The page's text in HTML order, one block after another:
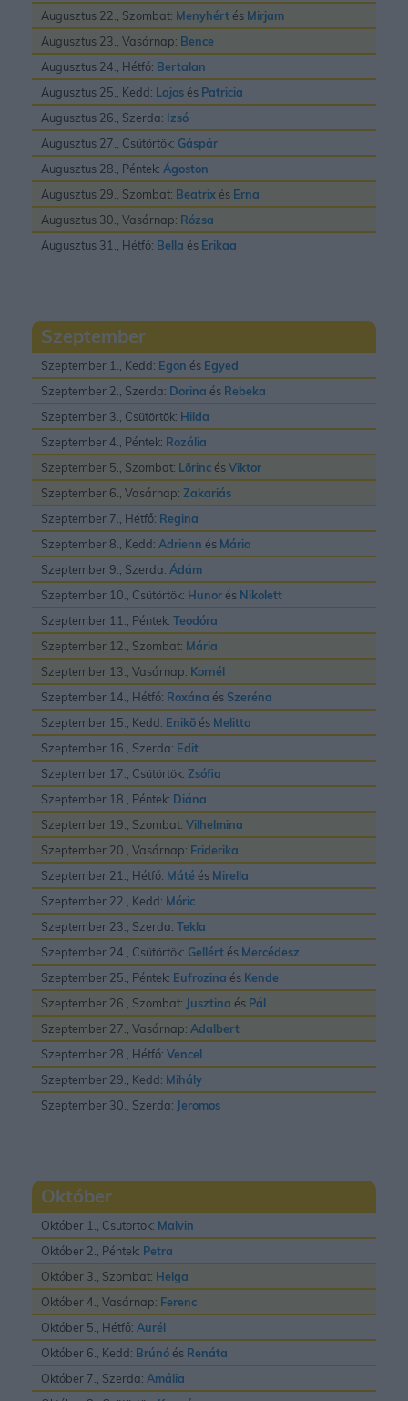
Augusztus 22., Szombat: Menyhért és Mirjam
Augusztus 23., Vasárnap: Bence
Augusztus 24., Hétfő: Bertalan
Augusztus 25., Kedd: Lajos és Patricia
Augusztus 26., Szerda: Izsó
Augusztus 27., Csütörtök: Gáspár
Augusztus 28., Péntek: Ágoston
Augusztus 29., Szombat: Beatrix és Erna
Augusztus 30., Vasárnap: Rózsa
Augusztus 31., Hétfő: Bella és Erikaa
Szeptember
Szeptember 1., Kedd: Egon és Egyed
Szeptember 2., Szerda: Dorina és Rebeka
Szeptember 3., Csütörtök: Hilda
Szeptember 4., Péntek: Rozália
Szeptember 5., Szombat: Lõrinc ésViktor
Szeptember 6., Vasárnap: Zakariás
Szeptember 7., Hétfő: Regina
Szeptember 8., Kedd: Adrienn és Mária
Szeptember 9., Szerda: Ádám
Szeptember 10., Csütörtök: Hunor és Nikolett
Szeptember 11., Péntek: Teodóra
Szeptember 12., Szombat: Mária
Szeptember 13., Vasárnap: Kornél
Szeptember 14., Hétfő: Roxána és Szeréna
Szeptember 15., Kedd: Enikõ és Melitta
Szeptember 16., Szerda: Edit
Szeptember 17., Csütörtök: Zsófia
Szeptember 18., Péntek: Diána
Szeptember 19., Szombat: Vilhelmina
Szeptember 20., Vasárnap: Friderika
Szeptember 21., Hétfő: Máté és Mirella
Szeptember 22., Kedd: Móric
Szeptember 23., Szerda: Tekla
Szeptember 24., Csütörtök: Gellért és Mercédesz
Szeptember 25., Péntek: Eufrozina és Kende
Szeptember 26., Szombat: Jusztina és Pál
Szeptember 27., Vasárnap: Adalbert
Szeptember 28., Hétfő: Vencel
Szeptember 29., Kedd: Mihály
Szeptember 30., Szerda: Jeromos
Október
Október 1., Csütörtök: Malvin
Október 2., Péntek: Petra
Október 3., Szombat: Helga
Október 4., Vasárnap: Ferenc
Október 5., Hétfő: Aurél
Október 6., Kedd: Brúnó és Renáta
Október 7., Szerda: Amália